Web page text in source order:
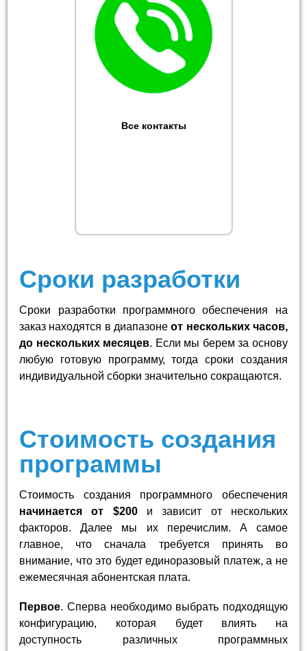
Все контакты
Сроки разработки
Сроки разработки программного обеспечения на
заказ находятся в диапазонеот нескольких часов,
до нескольких месяцев. Если мы берем за основу
любую готовую программу, тогда сроки создания
индивидуальной сборки значительно сокращаются.
Стоимость создания
программы
Стоимость создания программного обеспечения
начинается от $200и зависит от нескольких
факторов. Далее мы их перечислим. А самое
главное, что сначала требуется принять во
внимание, что это будет единоразовый платеж, а не
ежемесячная абонентская плата.
Первое. Сперва необходимо выбрать подходящую
конфигурацию, которая будет влиять на
доступность различных программных